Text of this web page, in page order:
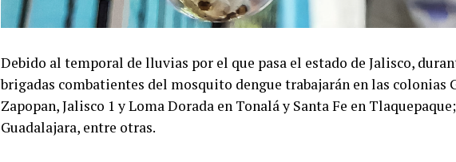
Debido al temporal de lluvias por el que pasa el estado de Jalisco,
brigadas combatientes del mosquito dengue trabajarán en las colonias
Zapopan, Jalisco 1 y Loma Dorada en Tonalá y Santa Fe en
Guadalajara, entre otras.